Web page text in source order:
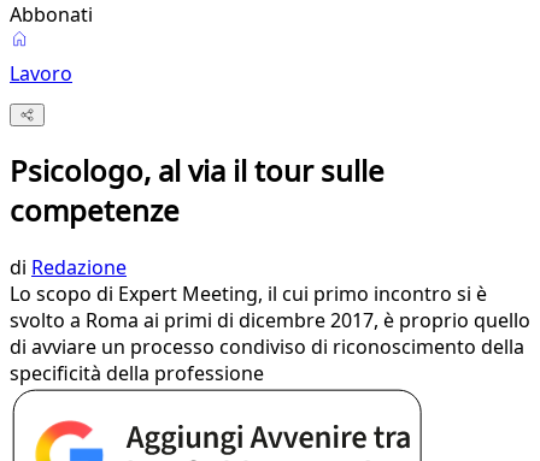
Abbonati
Lavoro
Psicologo, al via il tour sulle
competenze
di Redazione
Lo scopo di Expert Meeting, il cui primo incontro si è
svolto a Roma ai primi di dicembre 2017, è proprio quello
di avviare un processo condiviso di riconoscimento della
specificità della professione